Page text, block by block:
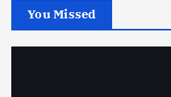
You Missed